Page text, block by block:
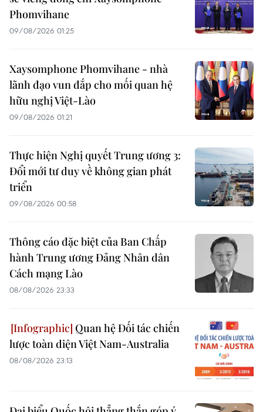
Phomvihane
09/08/2026 01:25
Xaysomphone Phomvihane - nhà
lãnh đạo vun đắp cho mối quan hệ
hữu nghị Việt-Lào
09/08/2026 01:21
Thực hiện Nghị quyết Trung ương 3:
Đổi mới tư duy về không gian phát
triển
09/08/2026 00:58
Thông cáo đặc biệt của Ban Chấp
hành Trung ương Đảng Nhân dân
Cách mạng Lào
08/08/2026 23:33
Quan hệ Đối tác chiến
lược toàn diện Việt Nam-Australia
08/08/2026 23:13